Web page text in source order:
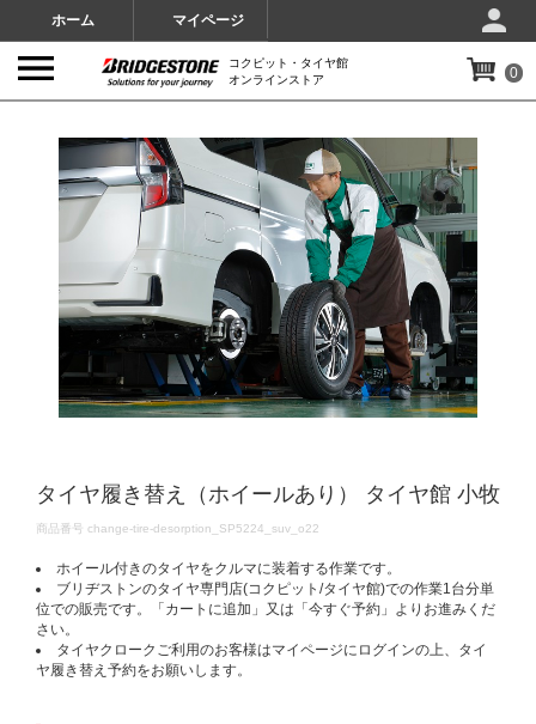
ホーム マイページ
コクピット・タイヤ館
オンラインストア
0
タイヤ履き替え（ホイールあり） タイヤ館 小牧
DETAILS
商品番号 change-tire-desorption_SP5224_suv_o22
ホイール付きのタイヤをクルマに装着する作業です。
ブリヂストンのタイヤ専門店(コクピット/タイヤ館)での作業1台分単
位での販売です。「カートに追加」又は「今すぐ予約」よりお進みくだ
さい。
タイヤクロークご利用のお客様はマイページにログインの上、タイ
ヤ履き替え予約をお願いします。